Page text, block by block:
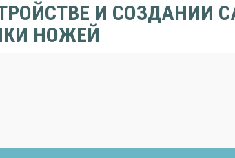
И СОЗДАНИИ
НОЖЕЙ